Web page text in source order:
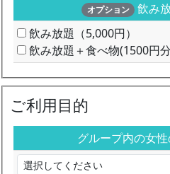
オプション
飲み
飲み放題（5,000円）
飲み放題＋食べ物(1500円
ご利用目的
グループ内の女